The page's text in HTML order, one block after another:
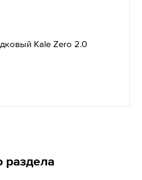
Kale Zero 2.0
раздела